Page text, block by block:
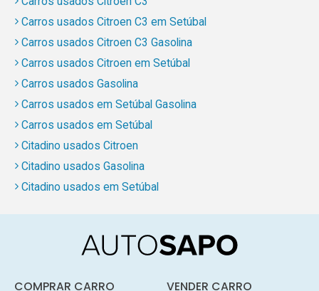
Carros usados Citroen C3 em Setúbal
Carros usados Citroen C3 Gasolina
Carros usados Citroen em Setúbal
Carros usados Gasolina
Carros usados em Setúbal Gasolina
Carros usados em Setúbal
Citadino usados Citroen
Citadino usados Gasolina
Citadino usados em Setúbal
COMPRAR CARRO VENDER CARRO